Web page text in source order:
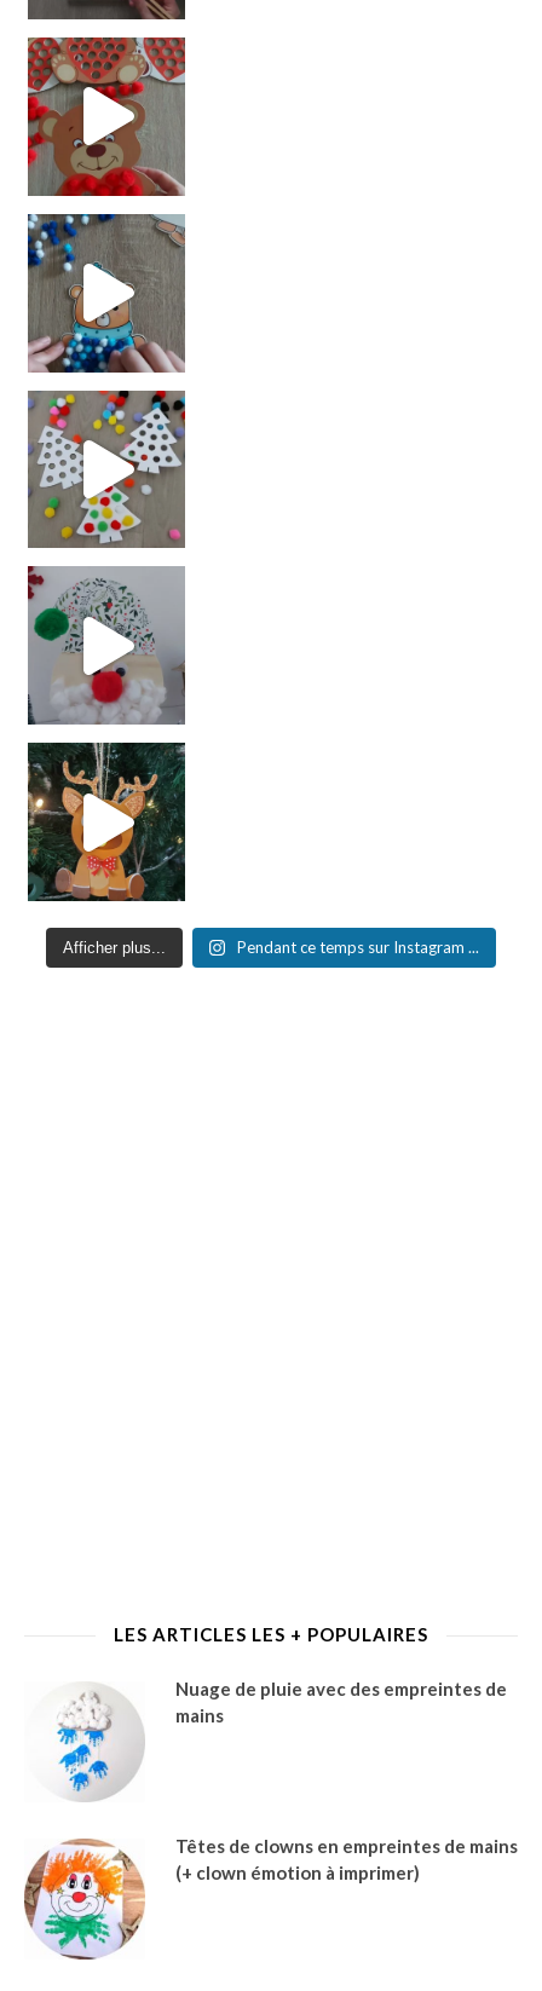
Afficher plus... Pendant ce temps sur Instagram ...
LES ARTICLES LES + POPULAIRES
Nuage de pluie avec des empreintes de
mains
Têtes de clowns en empreintes de mains
(+ clown émotion à imprimer)